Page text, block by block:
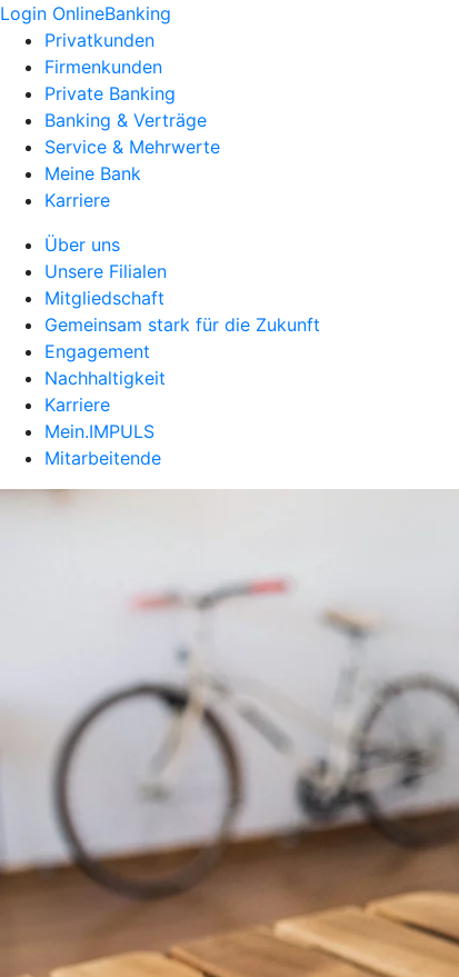
Login OnlineBanking
Privatkunden
Firmenkunden
Private Banking
Banking & Verträge
Service & Mehrwerte
Meine Bank
Karriere
Über uns
Unsere Filialen
Mitgliedschaft
Gemeinsam stark für die Zukunft
Engagement
Nachhaltigkeit
Karriere
Mein.IMPULS
Mitarbeitende